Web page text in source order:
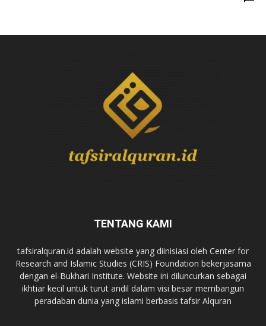
TENTANG KAMI
tafsiralquran.id adalah website yang diinisiasi oleh Center for
Research and Islamic Studies (CRIS) Foundation bekerjasama
dengan el-Bukhari Institute. Website ini diluncurkan sebagai
ikhtiar kecil untuk turut andil dalam visi besar membangun
peradaban dunia yang islami berbasis tafsir Alquran